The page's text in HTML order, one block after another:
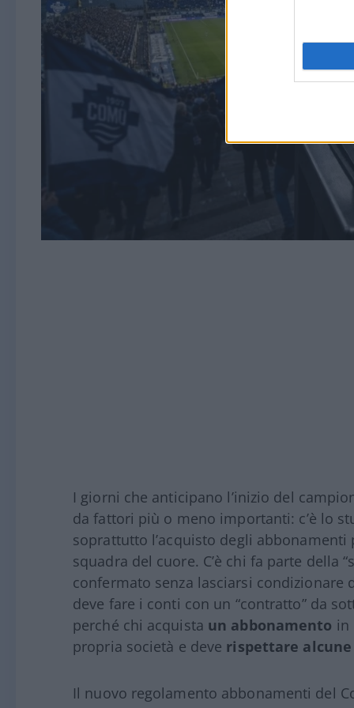
I giorni che anticipano l’inizio del
da fattori più o meno importanti: c’è lo
soprattutto l’acquisto degli
squadra del cuore. C’è chi fa parte della
confermato senza lasciarsi condizionare
deve fare i conti con un “contratto” da
perché chi acquista un abbonamento in
propria società e deve rispettare
Il nuovo regolamento abbonamenti del